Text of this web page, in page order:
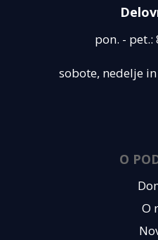
pon. - pet.:
sobote, nedelje
O
O